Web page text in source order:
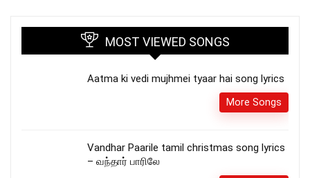
MOST VIEWED SONGS
Aatma ki vedi mujhmei tyaar hai song lyrics
More Songs
Vandhar Paarile tamil christmas song lyrics
– வந்தார் பாரிலே